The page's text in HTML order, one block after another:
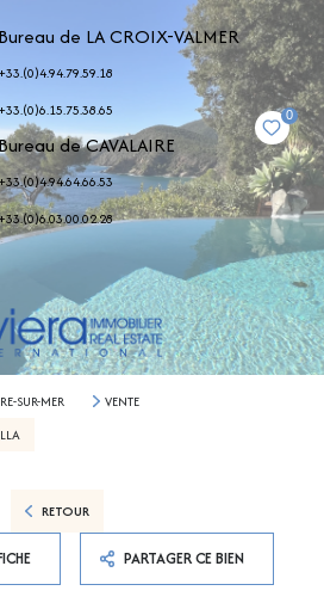
Bureau de LA CROIX-VALMER
Bureau de CAVALAIRE
0
SUR-MER
VENTE
RETOUR
PARTAGER CE BIEN